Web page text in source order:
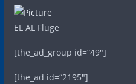
EL AL Flüge
[the_ad_group id=“49″]
[the_ad id=“2195″]